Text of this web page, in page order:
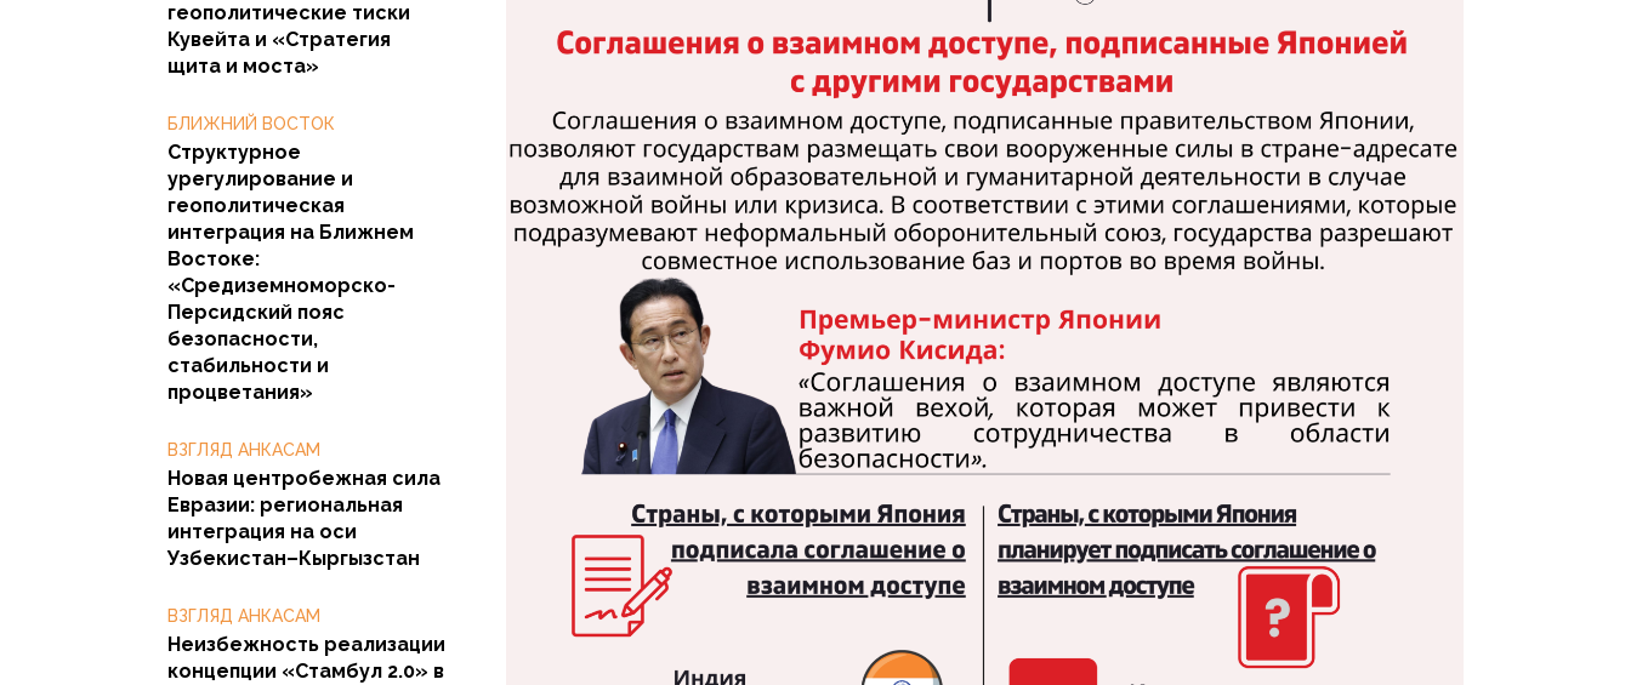
геополитические тиски
Кувейта и «Стратегия
щита и моста»
БЛИЖНИЙ ВОСТОК
Структурное
урегулирование и
геополитическая
интеграция на Ближнем
Востоке:
«Средиземноморско-
Персидский пояс
безопасности,
стабильности и
процветания»
ВЗГЛЯД АНКАСАМ
Новая центробежная сила
Евразии: региональная
интеграция на оси
Узбекистан–Кыргызстан
ВЗГЛЯД АНКАСАМ
Неизбежность реализации
концепции «Стамбул 2.0» в